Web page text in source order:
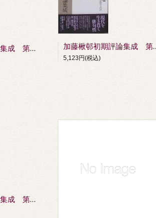
加藤楸邨初期評論集成 第一巻 俳論・俳話 加藤楸邨初期
5,123円(税込)
加藤楸邨初期評論集成 第五巻 随筆･雑纂